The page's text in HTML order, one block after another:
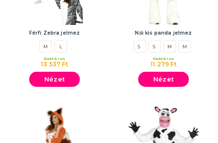
Férfi Zebra jelmez
M L
13 537 Ft
Raktáron
Nézet
Női kis panda jelmez
S S M M
11 279 Ft
Raktáron
Nézet